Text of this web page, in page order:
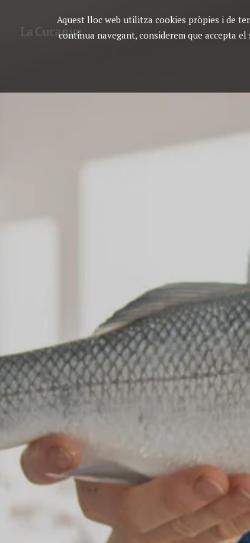
Aquest lloc web utilitza cookies pròpies i de
continua navegant, considerem que accepta
ESPAI · CUINA · MAR